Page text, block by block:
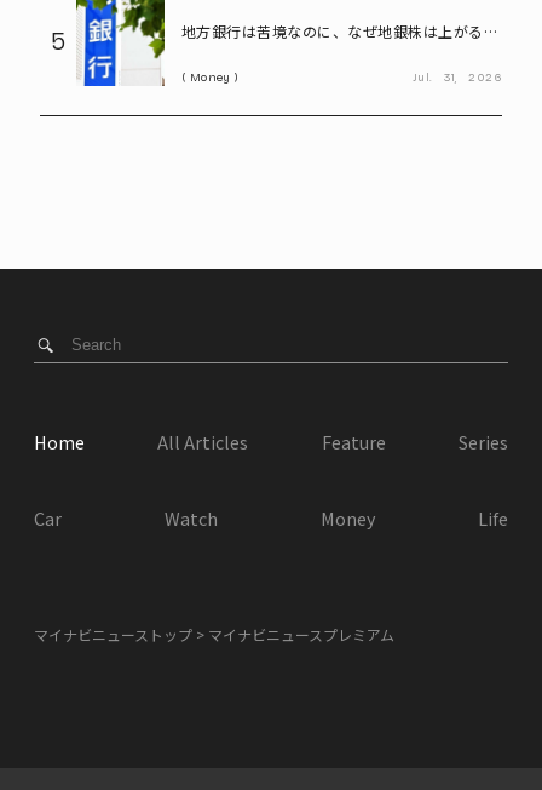
5
地方銀行は苦境なのに、なぜ地銀株は上がる?
Money Jul. 31, 2026
Home All Articles Feature Series
Car Watch Money Life
マイナビニューストップ マイナビニュースプレミアム